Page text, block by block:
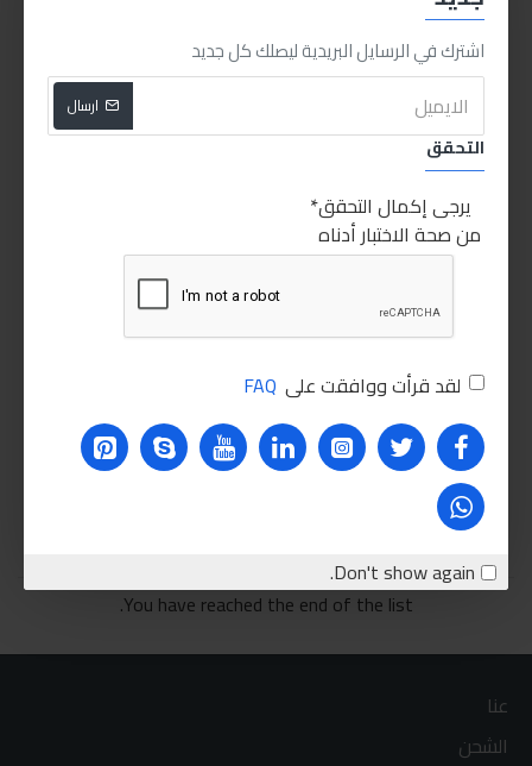
اشترك في الرسايل البريدية ليصلك كل جديد
ارسال
التحقق
يرجى إكمال التحقق
من صحة الاختبار أدناه
لقد قرأت ووافقت على FAQ
Don't show again.
اشتري الان اشتري الان
Sabry Stores
400.00LE
اشتري الان
220.00LE
You have reached the end of the list.
عنا
الشحن